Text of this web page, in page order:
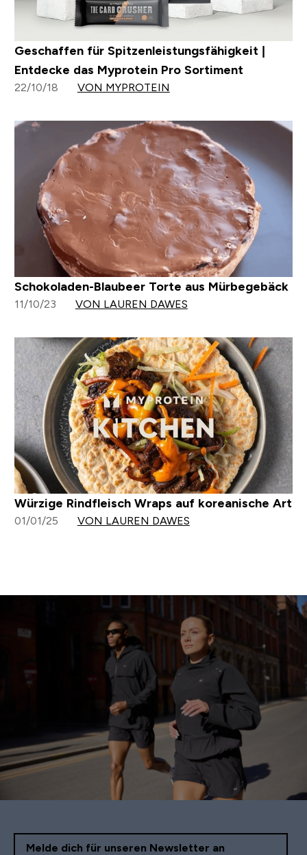
Geschaffen für Spitzenleistungsfähigkeit |
Entdecke das Myprotein Pro Sortiment
22/10/18 VON MYPROTEIN
Schokoladen-Blaubeer Torte aus Mürbegebäck
11/10/23 VON LAUREN DAWES
Würzige Rindfleisch Wraps auf koreanische Art
01/01/25 VON LAUREN DAWES
Melde dich für unseren Newsletter an